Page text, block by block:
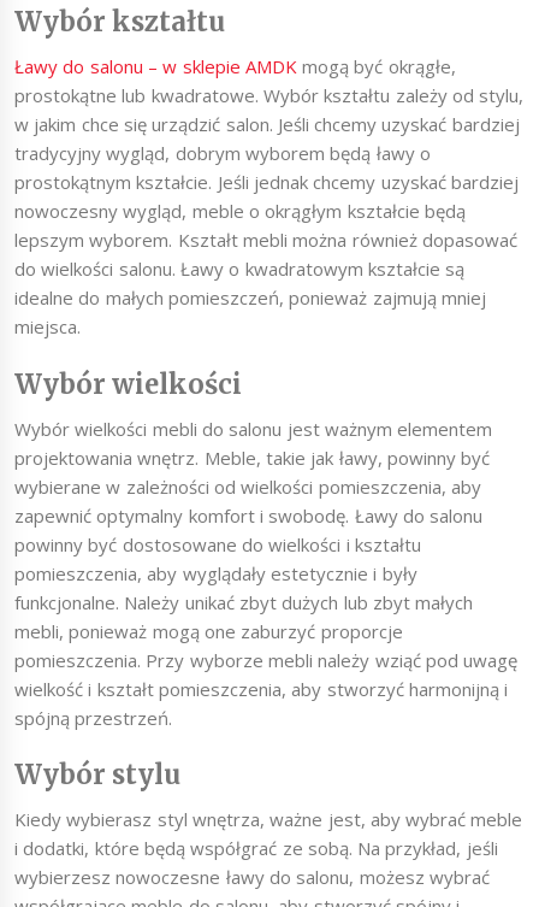
Wybór kształtu
Ławy do salonu – w sklepie AMDKmogą być okrągłe,
prostokątne lub kwadratowe. Wybór kształtu zależy od stylu,
w jakim chce się urządzić salon. Jeśli chcemy uzyskać bardziej
tradycyjny wygląd, dobrym wyborem będą ławy o
prostokątnym kształcie. Jeśli jednak chcemy uzyskać bardziej
nowoczesny wygląd, meble o okrągłym kształcie będą
lepszym wyborem. Kształt mebli można również dopasować
do wielkości salonu. Ławy o kwadratowym kształcie są
idealne do małych pomieszczeń, ponieważ zajmują mniej
miejsca.
Wybór wielkości
Wybór wielkości mebli do salonu jest ważnym elementem
projektowania wnętrz. Meble, takie jak ławy, powinny być
wybierane w zależności od wielkości pomieszczenia, aby
zapewnić optymalny komfort i swobodę. Ławy do salonu
powinny być dostosowane do wielkości i kształtu
pomieszczenia, aby wyglądały estetycznie i były
funkcjonalne. Należy unikać zbyt dużych lub zbyt małych
mebli, ponieważ mogą one zaburzyć proporcje
pomieszczenia. Przy wyborze mebli należy wziąć pod uwagę
wielkość i kształt pomieszczenia, aby stworzyć harmonijną i
spójną przestrzeń.
Wybór stylu
Kiedy wybierasz styl wnętrza, ważne jest, aby wybrać meble
i dodatki, które będą współgrać ze sobą. Na przykład, jeśli
wybierzesz nowoczesne ławy do salonu, możesz wybrać